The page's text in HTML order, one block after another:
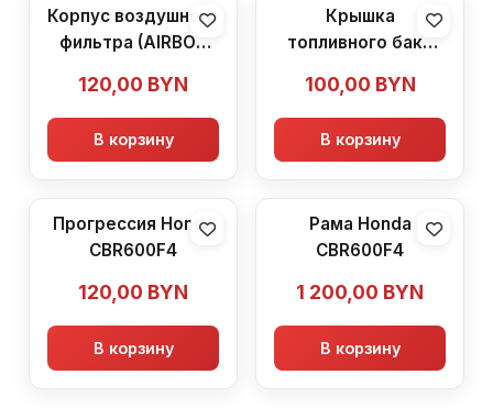
Корпус воздушного
фильтра (AIRBOX
CBR600F4
120,00 BYN
В корзину
Крышка
топливного бака
100,00 BYN
В корзину
Прогрессия Honda
CBR600F4
120,00 BYN
В корзину
Рама Honda
CBR600F4
1 200,00 BYN
В корзину